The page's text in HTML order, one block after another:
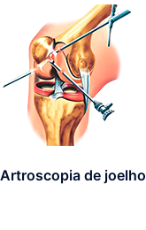
Artroscopia de joelho